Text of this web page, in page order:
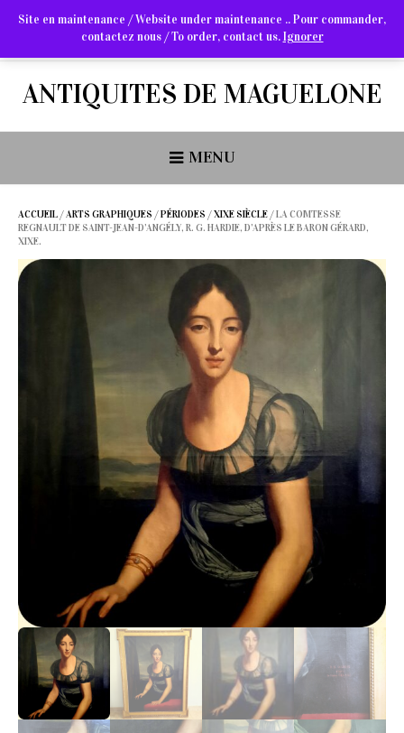
Arts Graphiques & Livres Anciens
ANTIQUITES DE MAGUELONE
MENU
ACCUEIL /ARTS GRAPHIQUES /PÉRIODES /XIXE SIÈCLE / LA COMTESSE
REGNAULT DE SAINT-JEAN-D’ANGÉLY, R. G. HARDIE, D’APRÈS LE BARON GÉRARD,
XIXE.
Site en maintenance / Website under maintenance .. Pour commander,
contactez nous / To order, contact us.Ignorer